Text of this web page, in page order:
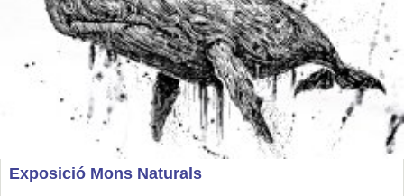
Exposició Mons Naturals